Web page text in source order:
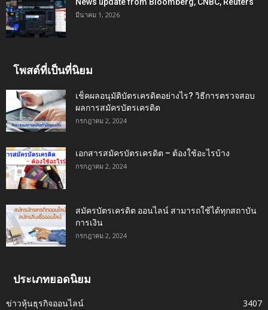
มีนาคม 1, 2026
โพสต์ที่เป็นที่นิยม
เช็คผลอนุมัติบัตรเครดิตอย่างไร? วิธีการตรวจสอบ
ผลการสมัครบัตรเครดิต
กรกฎาคม 2, 2024
เอกสารสมัครบัตรเครดิต – ต้องใช้อะไรบ้าง
กรกฎาคม 2, 2024
สมัครบัตรเครดิต ออนไลน์ สามารถใช้ได้ทุกสถาบัน
การเงิน
กรกฎาคม 2, 2024
ประเภทยอดนิยม
ข่าวหุ้นธุรกิจออนไลน์
3407